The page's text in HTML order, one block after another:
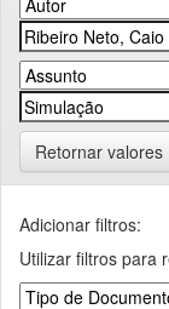
Retornar valores
Adicionar filtros:
Utilizar filtros para